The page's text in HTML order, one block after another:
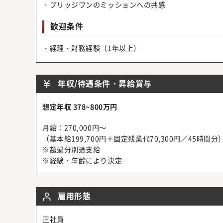
・ブリッジワンのミッションへの共感
歓迎条件
・経理・財務経験（1年以上）
年収/待遇条件・昇給賞与
想定年収 378~800万円
月給：270,000円～
（基本給199,700円＋固定残業代70,300円／45時間分
※超過分別途支給
※経験・年齢により決定
雇用形態
正社員